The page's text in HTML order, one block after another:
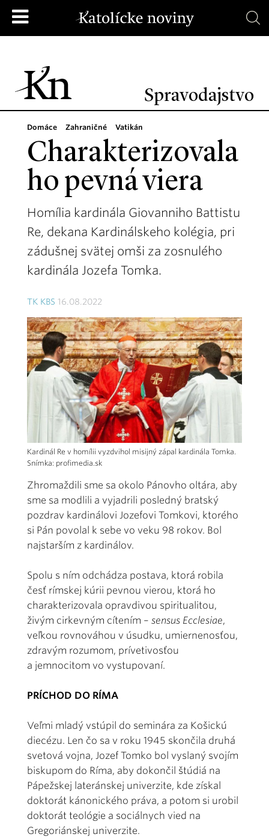
Spravodajstvo
Domáce Zahraničné Vatikán
Charakterizovala
ho pevná viera
Homília kardinála Giovanniho Battistu
Re, dekana Kardinálskeho kolégia, pri
zádušnej svätej omši za zosnulého
kardinála Jozefa Tomka.
TK KBS 16.08.2022
Kardinál Re v homílii vyzdvihol misijný zápal kardinála Tomka.
Snímka: profimedia.sk
Zhromaždili sme sa okolo Pánovho oltára, aby
sme sa modlili a vyjadrili posledný bratský
pozdrav kardinálovi Jozefovi Tomkovi, ktorého
si Pán povolal k sebe vo veku 98 rokov. Bol
najstarším z kardinálov.
Spolu s ním odchádza postava, ktorá robila
česť rímskej kúrii pevnou vierou, ktorá ho
charakterizovala opravdivou spiritualitou,
živým cirkevným cítením – sensus Ecclesiae,
veľkou rovnováhou v úsudku, umiernenosťou,
zdravým rozumom, prívetivosťou
a jemnocitom vo vystupovaní.
PRÍCHOD DO RÍMA
Veľmi mladý vstúpil do seminára za Košickú
diecézu. Len čo sa v roku 1945 skončila druhá
svetová vojna, Jozef Tomko bol vyslaný svojím
biskupom do Ríma, aby dokončil štúdiá na
Pápežskej lateránskej univerzite, kde získal
doktorát kánonického práva, a potom si urobil
doktorát teológie a sociálnych vied na
Gregoriánskej univerzite.